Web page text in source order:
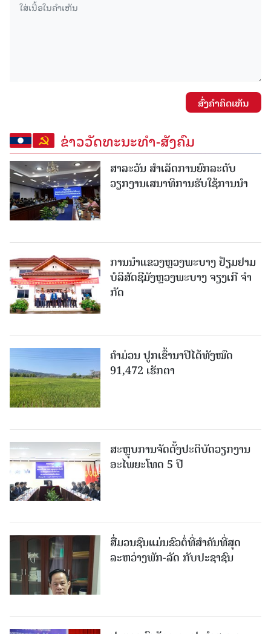
ສົ່ງຄໍາຄິດເຫັນ
ຂ່າວວັດທະນະທຳ-ສັງຄົມ
ສາລະວັນ ສໍາເລັດການຍົກລະດັບ
ວຽກງານເສນາທິການຮັບໃຊ້ການນໍາ
ການນຳແຂວງຫຼວງພະບາງ ຢ້ຽມ​ຢາມ
ບໍ​ລິ​ສັດຊີມັງຫຼວງພະບາງ ຈຽງເກີ ຈໍາ
ກັດ
ຄໍາມ່ວນ ປູກເຂົ້ານາປີໄດ້ທັງໝົດ
91,472 ເຮັກຕາ
ສະຫຼຸບການຈັດຕັ້ງປະຕິບັດວຽກງານ
ອະໄພຍະໂທດ 5 ປີ
ສື່ມວນຊົນແມ່ນຂົວຕໍ່ທີ່ສໍາຄັນທີ່ສຸດ
ລະຫວ່າງພັກ-ລັດ ກັບປະຊາຊົນ